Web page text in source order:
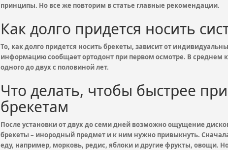
принципы. Но все же повторим в статье главные рекомендации.
Как долго придется носить
То, как долго придется носить брекеты, зависит от
информацию сообщает ортодонт при первом осмотре. В среднем
одного до двух с половиной лет.
Что делать, чтобы быстрее
брекетам
После установки от двух до семи дней возможно ощущение
брекеты – инородный предмет и к ним нужно привыкнуть.
еду, например, морковь, редис, яблоки и другие фрукты, овощи.